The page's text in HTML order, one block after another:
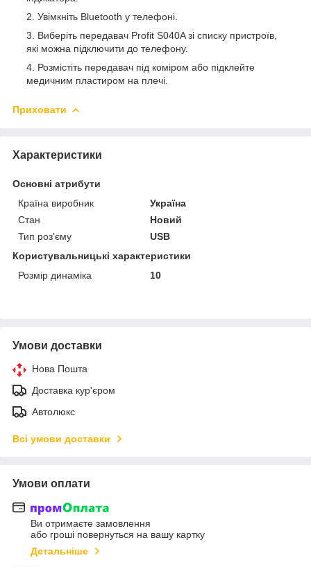
Увімкніть Bluetooth у телефоні.
Виберіть передавач Profit S040A зі списку пристроїв,
які можна підключити до телефону.
Розмістіть передавач під коміром або підклейте
медичним пластиром на плечі.
Приховати
Характеристики
Основні атрибути
Країна виробник
Україна
Стан
Новий
Тип роз'єму
USB
Користувальницькі характеристики
Розмір динаміка
10
Умови доставки
Нова Пошта
Доставка кур'єром
Автолюкс
Всі умови доставки
Умови оплати
Ви отримаєте замовлення
або гроші повернуться на вашу картку
Детальніше